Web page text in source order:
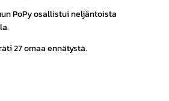
PoPy osallistui neljäntoista
27 omaa ennätystä.